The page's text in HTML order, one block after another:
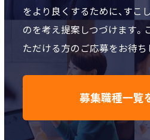
をより良くするために、すこ
のを考え提案しつづけます。
ただける方のご応募をお待ち
募集職種一覧